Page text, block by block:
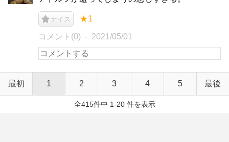
ナイス ★1
コメント(0) 2021/05/01
最初 1 2 3 4 5 最後
全415件中 1-20 件を表示